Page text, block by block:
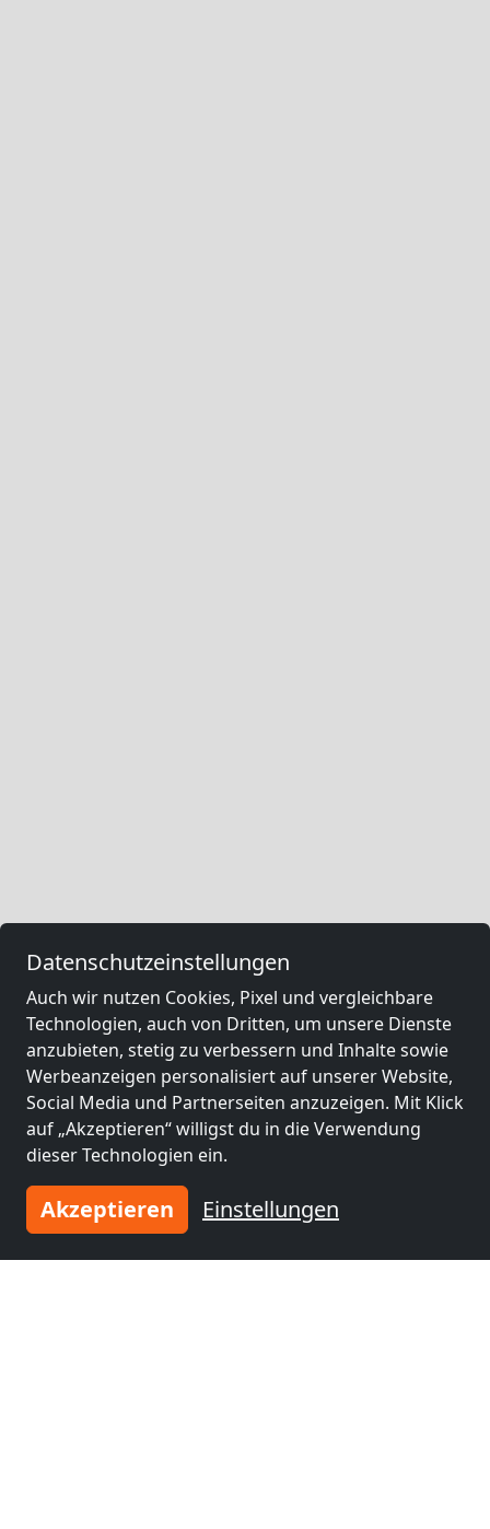
Datenschutzeinstellungen
Auch wir nutzen Cookies, Pixel und vergleichbare
Technologien, auch von Dritten, um unsere Dienste
anzubieten, stetig zu verbessern und Inhalte sowie
Werbeanzeigen personalisiert auf unserer Website,
Social Media und Partnerseiten anzuzeigen. Mit Klick
auf „Akzeptieren“ willigst du in die Verwendung
dieser Technologien ein.
Akzeptieren Einstellungen